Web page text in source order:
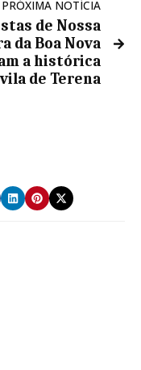
PRÓXIMA NOTÍCIA
de Nossa
da Boa Nova
a histórica
vila de Terena